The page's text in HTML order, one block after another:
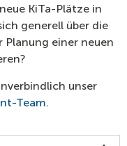
KiTa-Plätze in
generell über die
einer neuen
unser
Team.